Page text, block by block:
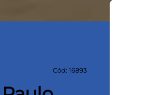
Cód: 16893